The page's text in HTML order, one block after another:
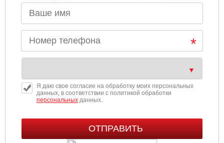
Я даю свое согласие на обработку моих персональных
данных, в соответствии с политикой обработки
персональныхданных.